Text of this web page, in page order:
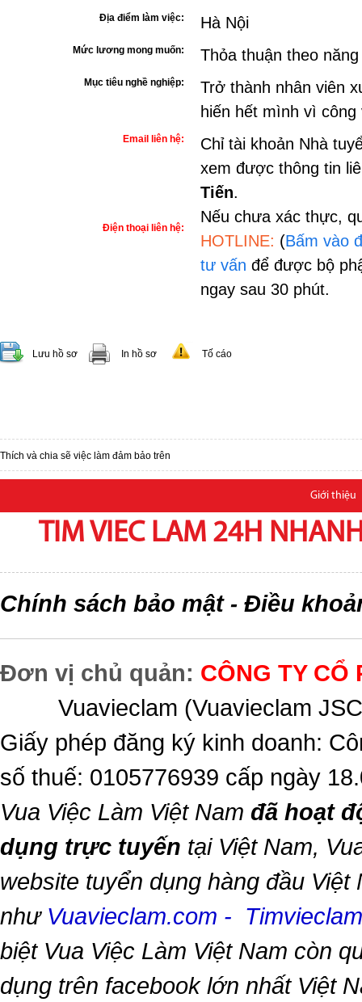
Địa điểm làm việc: Hà Nội
Mức lương mong muốn: Thỏa thuận theo
Mục tiêu nghề nghiệp:
Trở thành nhân viên
hiến hết mình vì công
Email liên hệ:
Chỉ tài khoản Nhà
xem được thông tin
Tiến.
Nếu chưa xác thực,
HOTLINE: (Bấm vào
tư vấn để được bộ
ngay sau 30 phút.
Điện thoại liên hệ:
Lưu hồ sơ In hồ sơ Tố cáo
Thích và chia sẽ việc làm đảm bảo trên
Giới thiệu
TIM VIEC LAM 24H
Chính sách bảo mật- Điều
Đơn vị chủ quản: CÔNG TY CỔ
Vuavieclam (Vuavieclam
Giấy phép đăng ký kinh doanh:
số thuế: 0105776939 cấp ngày
Vua Việc Làm Việt Nam đã hoạt
dụng trực tuyến tại Việt Nam,
website tuyển dụng hàng đầu Việt
như Vuavieclam.com -
biệt Vua Việc Làm Việt Nam còn
dụng trên facebook lớn nhất Việt